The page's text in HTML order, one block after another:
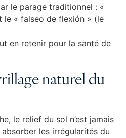
le parage traditionnel : «
le « falseo de flexión » (le
en retenir pour la santé de
naturel du
le relief du sol n’est jamais
les irrégularités du